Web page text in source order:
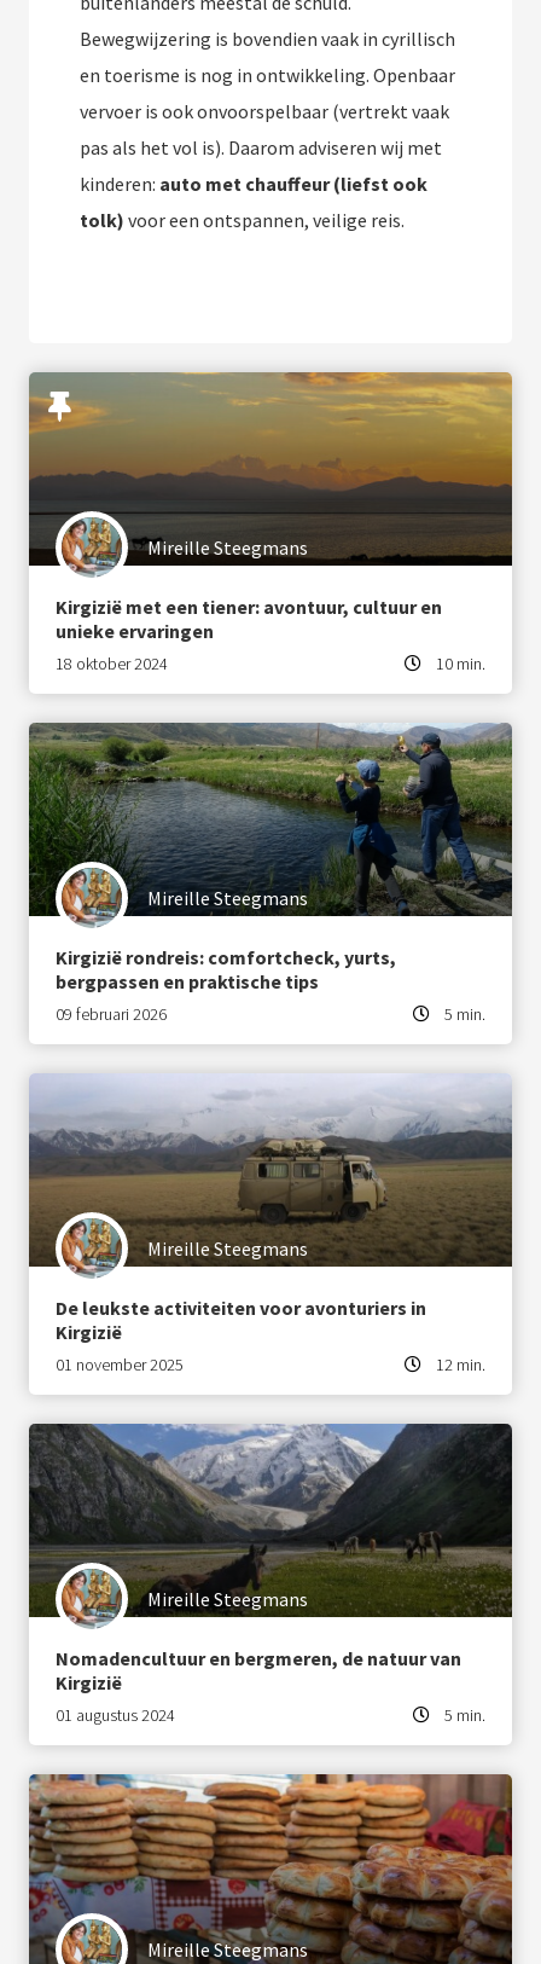
Bewegwijzering is bovendien vaak in cyrillisch
en toerisme is nog in ontwikkeling. Openbaar
vervoer is ook onvoorspelbaar (vertrekt vaak
pas als het vol is). Daarom adviseren wij met
kinderen: auto met chauffeur (liefst ook
tolk) voor een ontspannen, veilige reis.
Mireille Steegmans
Kirgizië met een tiener: avontuur, cultuur en
unieke ervaringen
18 oktober 2024 10 min.
Mireille Steegmans
Kirgizië rondreis: comfortcheck, yurts,
bergpassen en praktische tips
09 februari 2026 5 min.
Mireille Steegmans
De leukste activiteiten voor avonturiers in
Kirgizië
01 november 2025 12 min.
Mireille Steegmans
Nomadencultuur en bergmeren, de natuur van
Kirgizië
01 augustus 2024 5 min.
Mireille Steegmans